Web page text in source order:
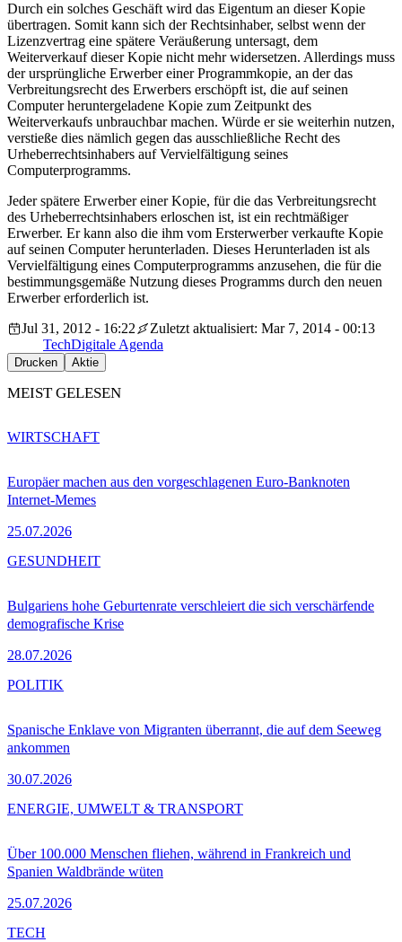
Durch ein solches Geschäft wird das Eigentum an dieser Kopie
übertragen. Somit kann sich der Rechtsinhaber, selbst wenn der
Lizenzvertrag eine spätere Veräußerung untersagt, dem
Weiterverkauf dieser Kopie nicht mehr widersetzen. Allerdings muss
der ursprüngliche Erwerber einer Programmkopie, an der das
Verbreitungsrecht des Erwerbers erschöpft ist, die auf seinen
Computer heruntergeladene Kopie zum Zeitpunkt des
Weiterverkaufs unbrauchbar machen. Würde er sie weiterhin nutzen,
verstieße dies nämlich gegen das ausschließliche Recht des
Urheberrechtsinhabers auf Vervielfältigung seines
Computerprogramms.
Jeder spätere Erwerber einer Kopie, für die das Verbreitungsrecht
des Urheberrechtsinhabers erloschen ist, ist ein rechtmäßiger
Erwerber. Er kann also die ihm vom Ersterwerber verkaufte Kopie
auf seinen Computer herunterladen. Dieses Herunterladen ist als
Vervielfältigung eines Computerprogramms anzusehen, die für die
bestimmungsgemäße Nutzung dieses Programms durch den neuen
Erwerber erforderlich ist.
Jul 31, 2012 - 16:22
Zuletzt aktualisiert: Mar 7, 2014 - 00:13
TechDigitale Agenda
Drucken Aktie
MEIST GELESEN
Europäer machen aus den vorgeschlagenen Euro-Banknoten
Internet-Memes
25.07.2026
WIRTSCHAFT
Bulgariens hohe Geburtenrate verschleiert die sich verschärfende
demografische Krise
28.07.2026
GESUNDHEIT
Spanische Enklave von Migranten überrannt, die auf dem Seeweg
ankommen
30.07.2026
POLITIK
Über 100.000 Menschen fliehen, während in Frankreich und
Spanien Waldbrände wüten
25.07.2026
ENERGIE, UMWELT & TRANSPORT
TECH